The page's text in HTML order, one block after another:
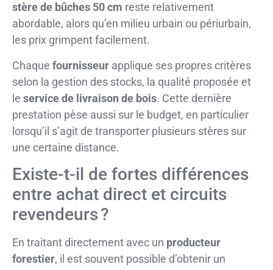
stère de bûches 50 cm reste relativement
abordable, alors qu’en milieu urbain ou périurbain,
les prix grimpent facilement.
Chaque fournisseur applique ses propres critères
selon la gestion des stocks, la qualité proposée et
le service de livraison de bois. Cette dernière
prestation pèse aussi sur le budget, en particulier
lorsqu’il s’agit de transporter plusieurs stères sur
une certaine distance.
Existe-t-il de fortes différences
entre achat direct et circuits
revendeurs ?
En traitant directement avec un producteur
forestier, il est souvent possible d’obtenir un